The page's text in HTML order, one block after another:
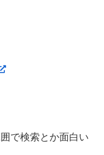
囲で検索とか面白い